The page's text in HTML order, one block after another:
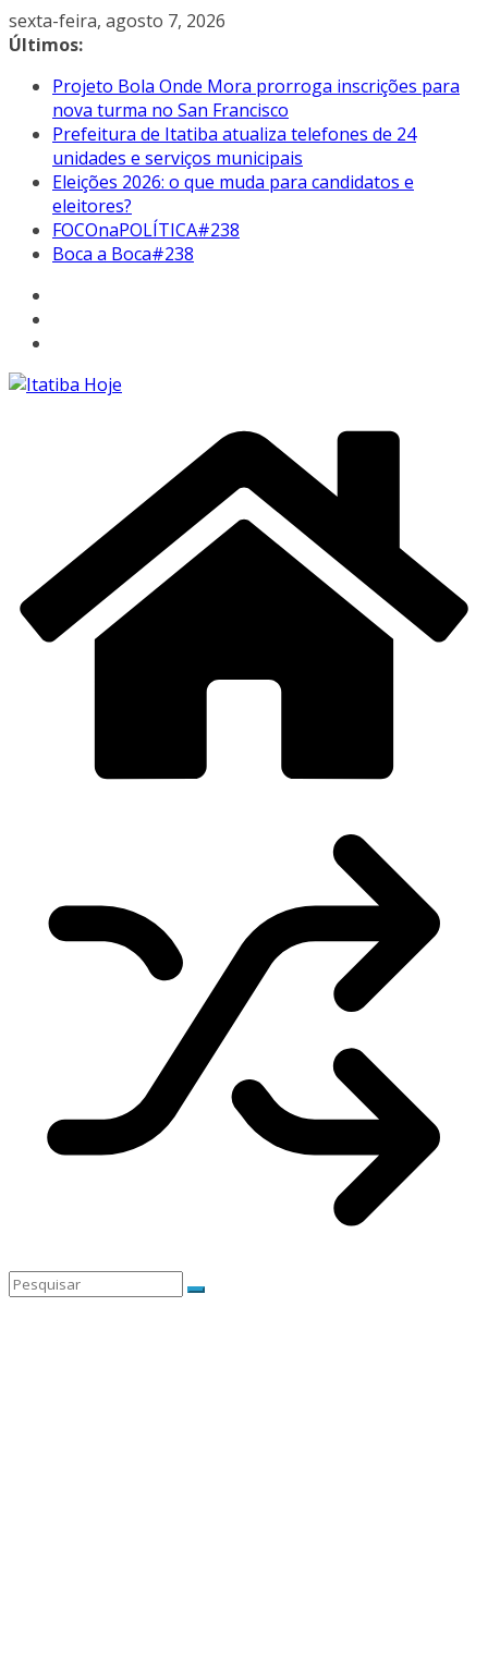
Pular
para
conteúdo
sexta-feira, agosto 7, 2026
Últimos:
Projeto Bola Onde Mora prorroga inscrições para
nova turma no San Francisco
Prefeitura de Itatiba atualiza telefones de 24
unidades e serviços municipais
Eleições 2026: o que muda para candidatos e
eleitores?
FOCOnaPOLÍTICA#238
Boca a Boca#238